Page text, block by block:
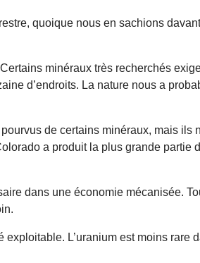
quoique nous en sachions
minéraux très recherchés
d’endroits. La nature nous a
de certains minéraux, mais
a produit la plus grande
dans une économie mécanisée.
L’uranium est moins rare